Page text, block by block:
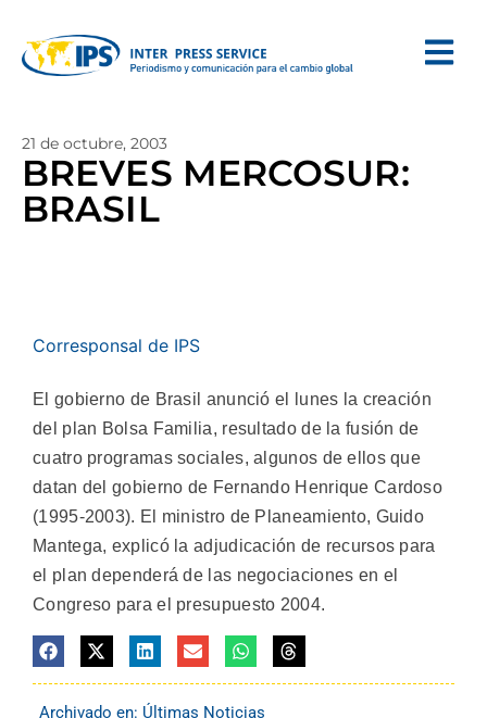
21 de octubre, 2003
BREVES MERCOSUR:
BRASIL
Corresponsal de IPS
El gobierno de Brasil anunció el lunes la creación
del plan Bolsa Familia, resultado de la fusión de
cuatro programas sociales, algunos de ellos que
datan del gobierno de Fernando Henrique Cardoso
(1995-2003). El ministro de Planeamiento, Guido
Mantega, explicó la adjudicación de recursos para
el plan dependerá de las negociaciones en el
Congreso para el presupuesto 2004.
Archivado en: Últimas Noticias